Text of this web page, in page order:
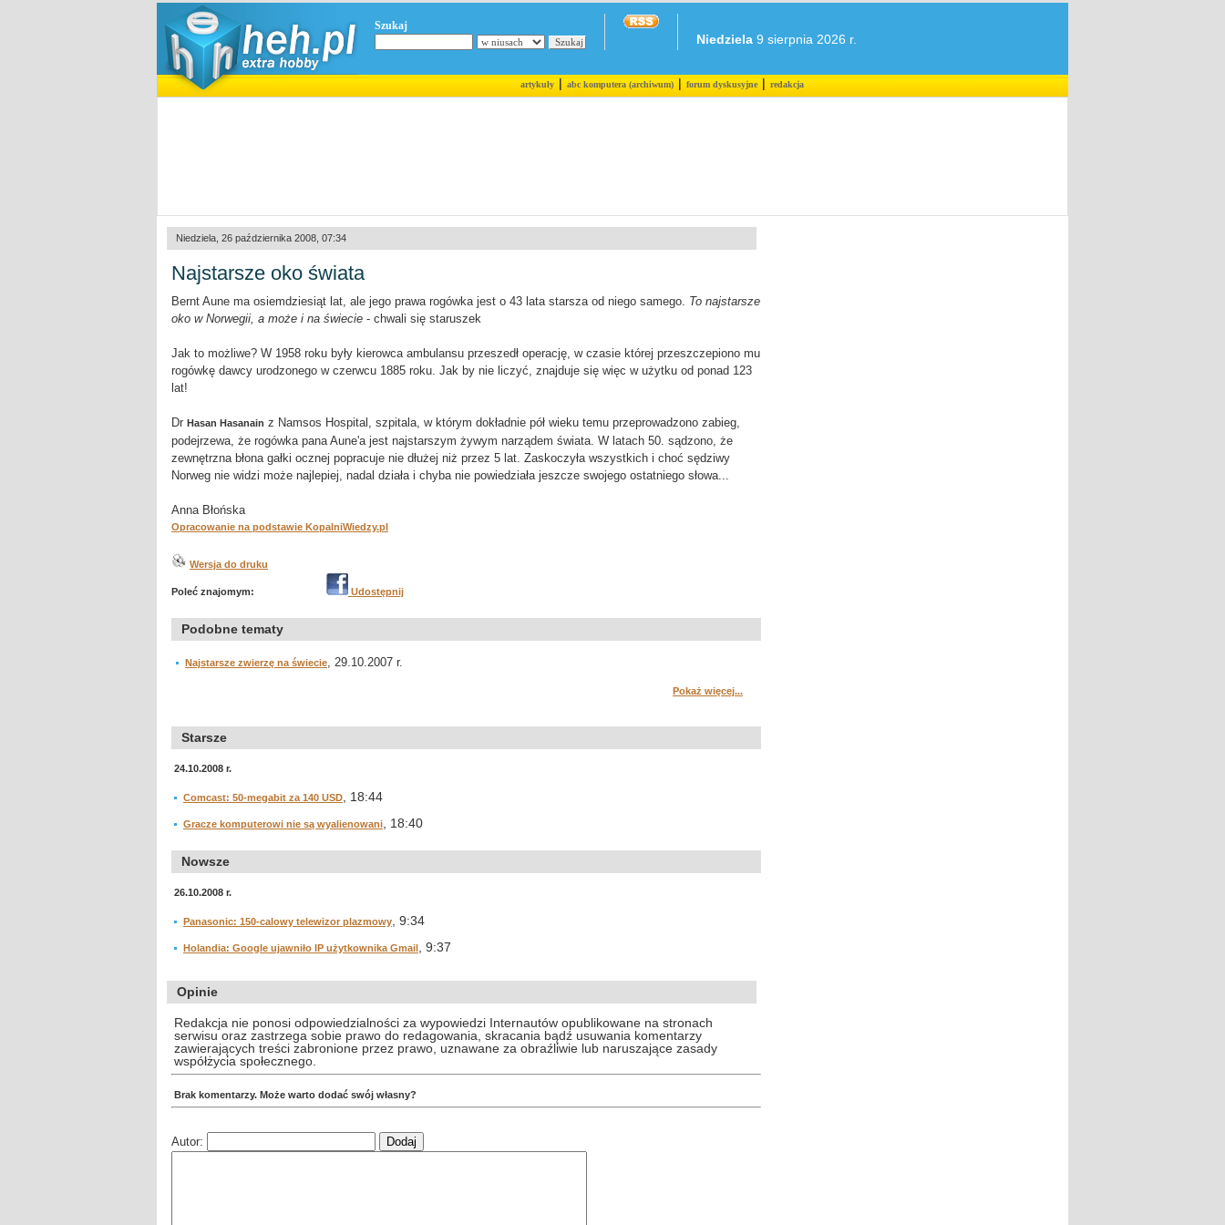
Szukaj
Niedziela 9 sierpnia 2026 r.
artykuły|abc komputera (archiwum)|forum dyskusyjne|redakcja
Niedziela, 26 października 2008, 07:34
Najstarsze oko świata
Bernt Aune ma osiemdziesiąt lat, ale jego prawa rogówka jest o 43 lata starsza od niego samego. To najstarsze
oko w Norwegii, a może i na świecie - chwali się staruszek
Jak to możliwe? W 1958 roku były kierowca ambulansu przeszedł operację, w czasie której przeszczepiono mu
rogówkę dawcy urodzonego w czerwcu 1885 roku. Jak by nie liczyć, znajduje się więc w użytku od ponad 123
lat!
Dr Hasan Hasanain z Namsos Hospital, szpitala, w którym dokładnie pół wieku temu przeprowadzono zabieg,
podejrzewa, że rogówka pana Aune'a jest najstarszym żywym narządem świata. W latach 50. sądzono, że
zewnętrzna błona gałki ocznej popracuje nie dłużej niż przez 5 lat. Zaskoczyła wszystkich i choć sędziwy
Norweg nie widzi może najlepiej, nadal działa i chyba nie powiedziała jeszcze swojego ostatniego słowa...
Anna Błońska
Opracowanie na podstawie KopalniWiedzy.pl
Wersja do druku
Poleć znajomym: Udostępnij
Podobne tematy
Najstarsze zwierzę na świecie, 29.10.2007 r.
Pokaż więcej...
Starsze
24.10.2008 r.
Comcast: 50-megabit za 140 USD , 18:44
Gracze komputerowi nie są wyalienowani , 18:40
Nowsze
26.10.2008 r.
Panasonic: 150-calowy telewizor plazmowy , 9:34
Holandia: Google ujawniło IP użytkownika Gmail , 9:37
Opinie
Redakcja nie ponosi odpowiedzialności za wypowiedzi Internautów opublikowane na stronach
serwisu oraz zastrzega sobie prawo do redagowania, skracania bądź usuwania komentarzy
zawierających treści zabronione przez prawo, uznawane za obraźliwie lub naruszające zasady
współżycia społecznego.
Brak komentarzy. Może warto dodać swój własny?
Autor: